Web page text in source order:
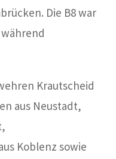
Die B8 war
Krautscheid
aus Neustadt,
Koblenz sowie